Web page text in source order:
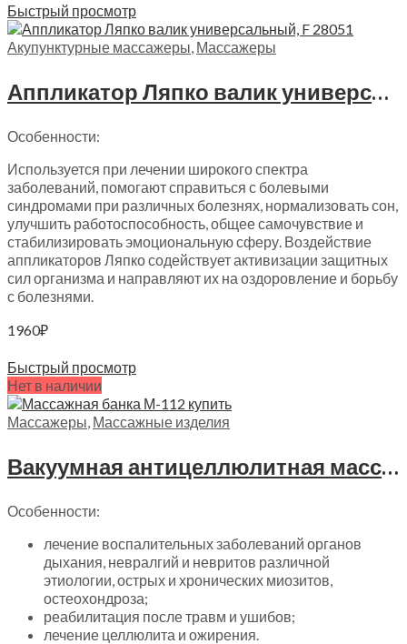
Быстрый просмотр
Акупунктурные массажеры Массажеры
Аппликатор Ляпко валик универсальный, F 28051
Особенности:
Используется при лечении широкого спектра
заболеваний, помогают справиться с болевыми
синдромами при различных болезнях, нормализовать сон,
улучшить работоспособность, общее самочувствие и
стабилизировать эмоциональную сферу. Воздействие
аппликаторов Ляпко содействует активизации защитных
сил организма и направляют их на оздоровление и борьбу
с болезнями.
1960₽
Быстрый просмотр
Нет в наличии
Массажеры Массажные изделия
Вакуумная антицеллюлитная массажная банка Trives, М-112
Особенности:
лечение воспалительных заболеваний органов
дыхания, невралгий и невритов различной
этиологии, острых и хронических миозитов,
остеохондроза;
реабилитация после травм и ушибов;
лечение целлюлита и ожирения.